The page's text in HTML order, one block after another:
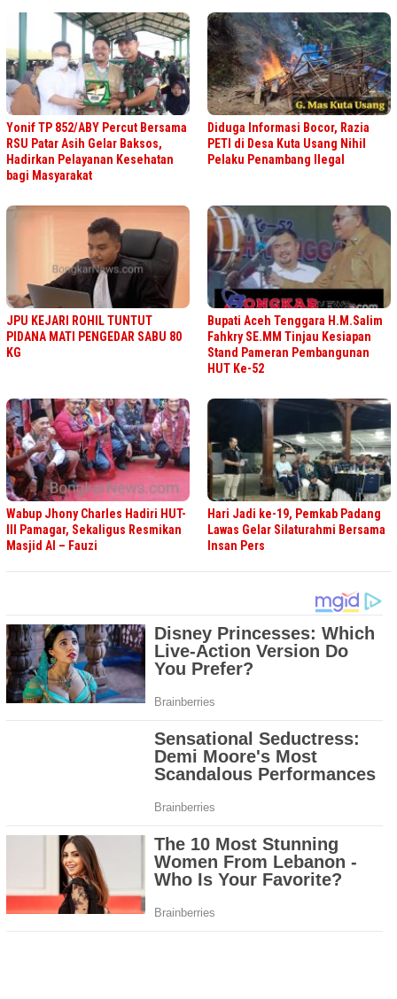
Yonif TP 852/ABY Percut Bersama
RSU Patar Asih Gelar Baksos,
Hadirkan Pelayanan Kesehatan
bagi Masyarakat
Diduga Informasi Bocor, Razia
PETI di Desa Kuta Usang Nihil
Pelaku Penambang Ilegal
JPU KEJARI ROHIL TUNTUT
PIDANA MATI PENGEDAR SABU 80
KG
Bupati Aceh Tenggara H.M.Salim
Fahkry SE.MM Tinjau Kesiapan
Stand Pameran Pembangunan
HUT Ke-52
Wabup Jhony Charles Hadiri HUT-
III Pamagar, Sekaligus Resmikan
Masjid Al – Fauzi
Hari Jadi ke-19, Pemkab Padang
Lawas Gelar Silaturahmi Bersama
Insan Pers